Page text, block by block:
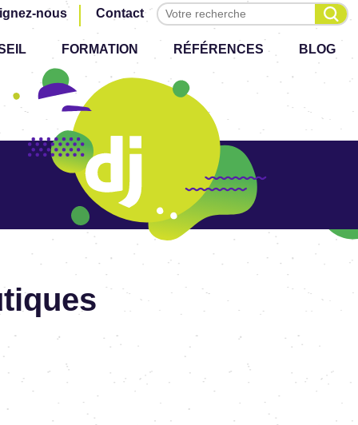
nous Contact Effectuer une recherche
FORMATION RÉFÉRENCES BLOG